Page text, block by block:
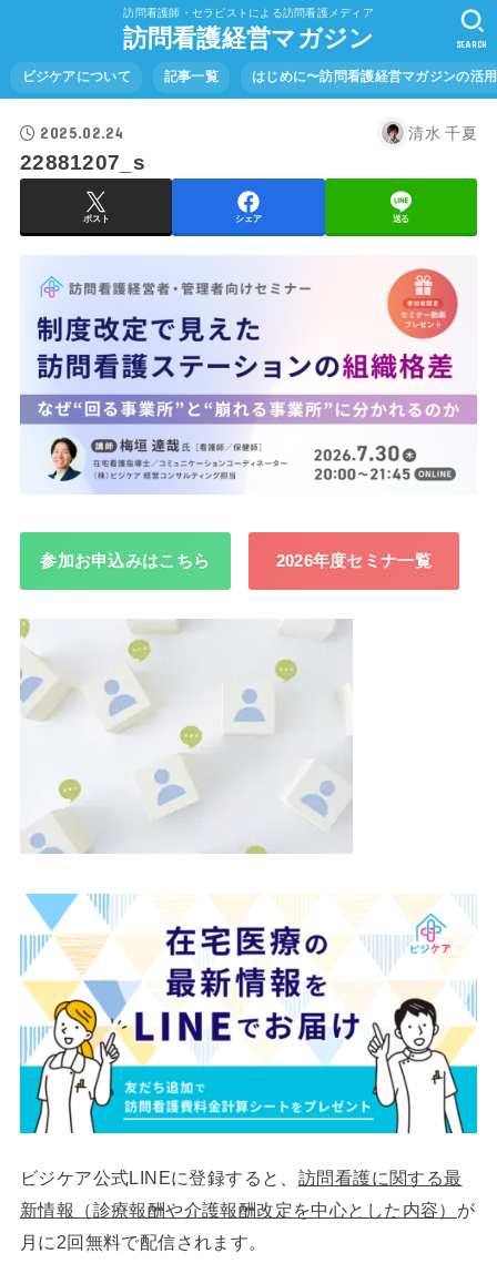
訪問看護師・セラピストによる訪問看護メディア
訪問看護経営マガジン
ビジケアについて 記事一覧 はじめに〜訪問看護経営マガジンの活
SEARCH
2025.02.24 清水 千夏
22881207_s
ポスト シェア 送る
参加お申込みはこちら 2026年度セミナ一覧
ビジケア公式LINEに登録すると、 訪問看護に関する最
新情報（診療報酬や介護報酬改定を中心とした内容） が
月に2回無料で配信されます。